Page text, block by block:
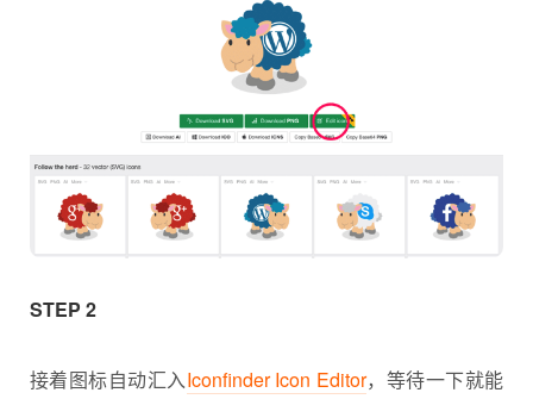
STEP 2
接着图标自动汇入Iconfinder Icon Editor，等待一下就能